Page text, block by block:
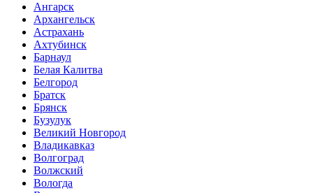
Ангарск
Архангельск
Астрахань
Ахтубинск
Барнаул
Белая Калитва
Белгород
Братск
Брянск
Бузулук
Великий Новгород
Владикавказ
Волгоград
Волжский
Вологда